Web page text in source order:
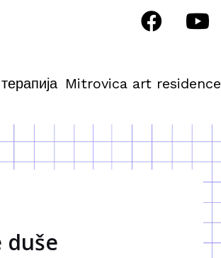
Mitrovica art residence
duše